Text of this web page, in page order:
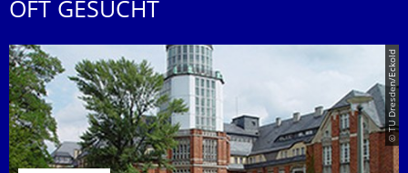
OFT GESUCHT
© TU Dresden/Eckold